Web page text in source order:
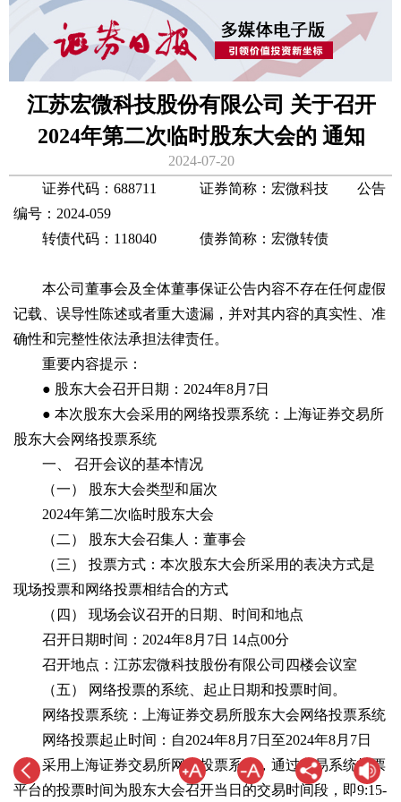
江苏宏微科技股份有限公司 关于召开
2024年第二次临时股东大会的 通知
2024-07-20
证券代码：688711 证券简称：宏微科技 公告
编号：2024-059
转债代码：118040 债券简称：宏微转债
本公司董事会及全体董事保证公告内容不存在任何虚假
记载、误导性陈述或者重大遗漏，并对其内容的真实性、准
确性和完整性依法承担法律责任。
重要内容提示：
● 股东大会召开日期：2024年8月7日
● 本次股东大会采用的网络投票系统：上海证券交易所
股东大会网络投票系统
一、 召开会议的基本情况
（一） 股东大会类型和届次
2024年第二次临时股东大会
（二） 股东大会召集人：董事会
（三） 投票方式：本次股东大会所采用的表决方式是
现场投票和网络投票相结合的方式
（四） 现场会议召开的日期、时间和地点
召开日期时间：2024年8月7日 14点00分
召开地点：江苏宏微科技股份有限公司四楼会议室
（五） 网络投票的系统、起止日期和投票时间。
网络投票系统：上海证券交易所股东大会网络投票系统
网络投票起止时间：自2024年8月7日至2024年8月7日
采用上海证券交易所网络投票系统，通过交易系统投票
平台的投票时间为股东大会召开当日的交易时间段，即9:15-